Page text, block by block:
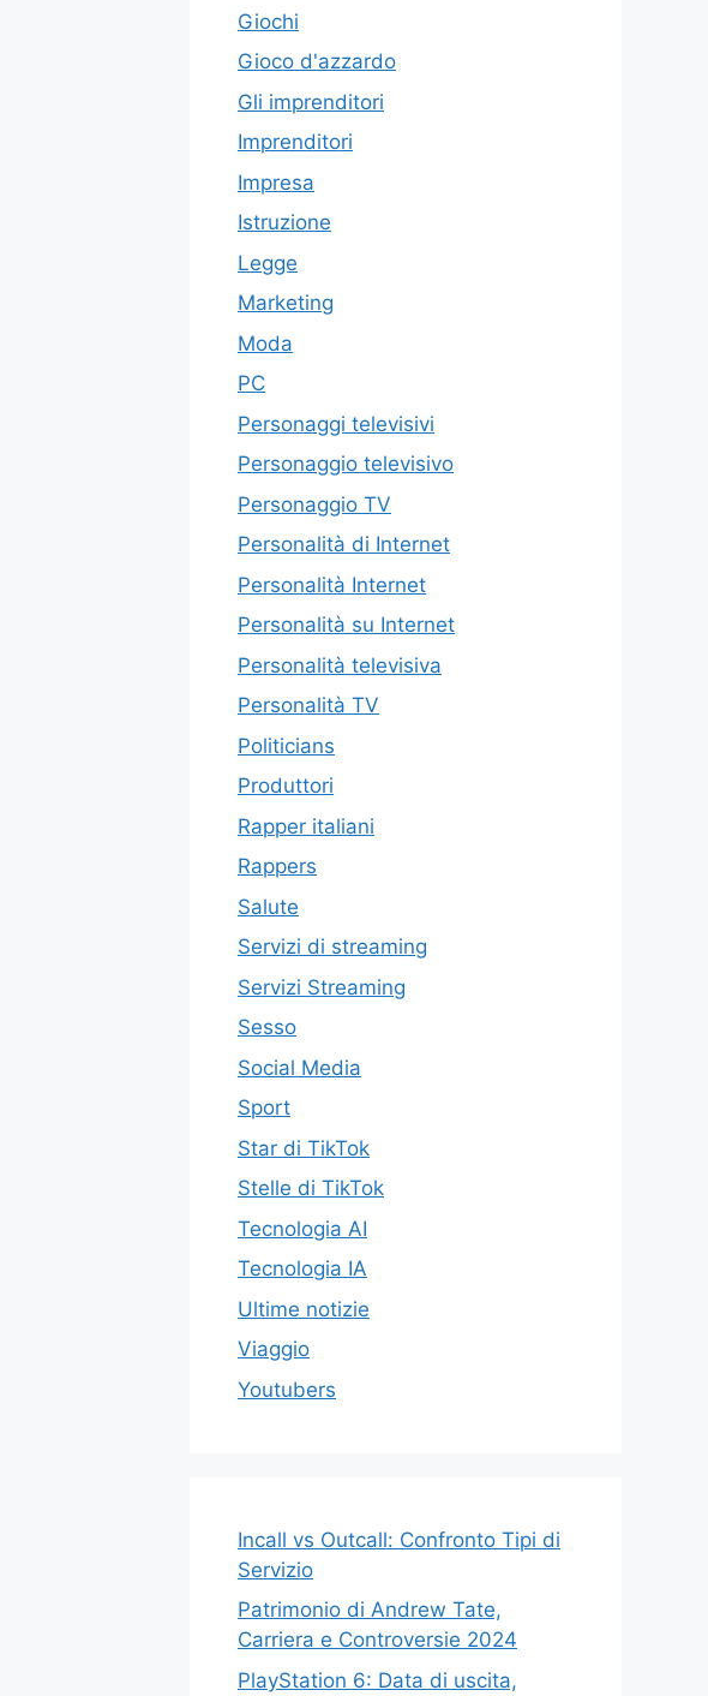
Giochi
Gioco d'azzardo
Gli imprenditori
Imprenditori
Impresa
Istruzione
Legge
Marketing
Moda
PC
Personaggi televisivi
Personaggio televisivo
Personaggio TV
Personalità di Internet
Personalità Internet
Personalità su Internet
Personalità televisiva
Personalità TV
Politicians
Produttori
Rapper italiani
Rappers
Salute
Servizi di streaming
Servizi Streaming
Sesso
Social Media
Sport
Star di TikTok
Stelle di TikTok
Tecnologia AI
Tecnologia IA
Ultime notizie
Viaggio
Youtubers
Incall vs Outcall: Confronto Tipi di
Servizio
Patrimonio di Andrew Tate,
Carriera e Controversie 2024
PlayStation 6: Data di uscita,